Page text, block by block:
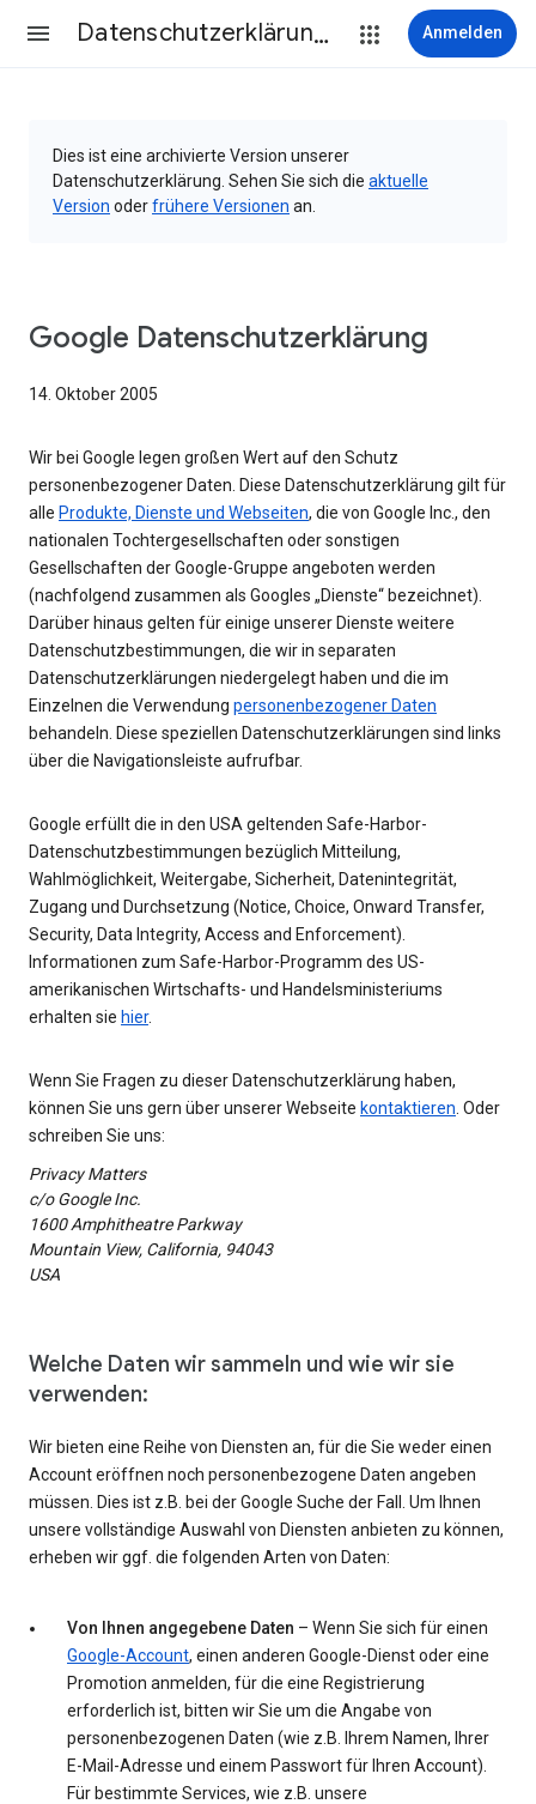
Datenschutzerklärung & Nutzungsbedingungen Anmelden
Dies ist eine archivierte Version unserer
Datenschutzerklärung. Sehen Sie sich die aktuelle
Version oderfrühere Versionen an.
Google Datenschutzerklärung
14. Oktober 2005
Wir bei Google legen großen Wert auf den Schutz
personenbezogener Daten. Diese Datenschutzerklärung gilt für
alle Produkte, Dienste und Webseiten, die von Google Inc., den
nationalen Tochtergesellschaften oder sonstigen
Gesellschaften der Google-Gruppe angeboten werden
(nachfolgend zusammen als Googles „Dienste“ bezeichnet).
Darüber hinaus gelten für einige unserer Dienste weitere
Datenschutzbestimmungen, die wir in separaten
Datenschutzerklärungen niedergelegt haben und die im
Einzelnen die Verwendung personenbezogener Daten
behandeln. Diese speziellen Datenschutzerklärungen sind links
über die Navigationsleiste aufrufbar.
Google erfüllt die in den USA geltenden Safe-Harbor-
Datenschutzbestimmungen bezüglich Mitteilung,
Wahlmöglichkeit, Weitergabe, Sicherheit, Datenintegrität,
Zugang und Durchsetzung (Notice, Choice, Onward Transfer,
Security, Data Integrity, Access and Enforcement).
Informationen zum Safe-Harbor-Programm des US-
amerikanischen Wirtschafts- und Handelsministeriums
erhalten sie hier.
Wenn Sie Fragen zu dieser Datenschutzerklärung haben,
können Sie uns gern über unserer Webseite kontaktieren . Oder
schreiben Sie uns:
Privacy Matters
c/o Google Inc.
1600 Amphitheatre Parkway
Mountain View, California, 94043
USA
Welche Daten wir sammeln und wie wir sie
verwenden:
Wir bieten eine Reihe von Diensten an, für die Sie weder einen
Account eröffnen noch personenbezogene Daten angeben
müssen. Dies ist z.B. bei der Google Suche der Fall. Um Ihnen
unsere vollständige Auswahl von Diensten anbieten zu können,
erheben wir ggf. die folgenden Arten von Daten:
Von Ihnen angegebene Daten – Wenn Sie sich für einen
Google-Account, einen anderen Google-Dienst oder eine
Promotion anmelden, für die eine Registrierung
erforderlich ist, bitten wir Sie um die Angabe von
personenbezogenen Daten (wie z.B. Ihrem Namen, Ihrer
E-Mail-Adresse und einem Passwort für Ihren Account).
Für bestimmte Services, wie z.B. unsere